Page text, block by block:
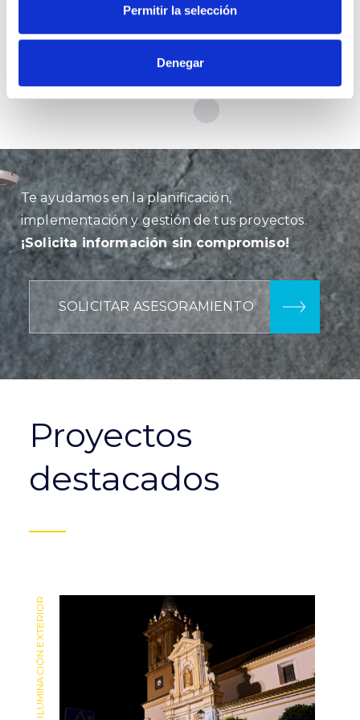
Permitir la selección
Denegar
Te ayudamos en la planificación,
implementación y gestión de tus proyectos.
¡Solicita información sin compromiso!
SOLICITAR ASESORAMIENTO
Proyectos
destacados
ILUMINACIÓN EXTERIOR